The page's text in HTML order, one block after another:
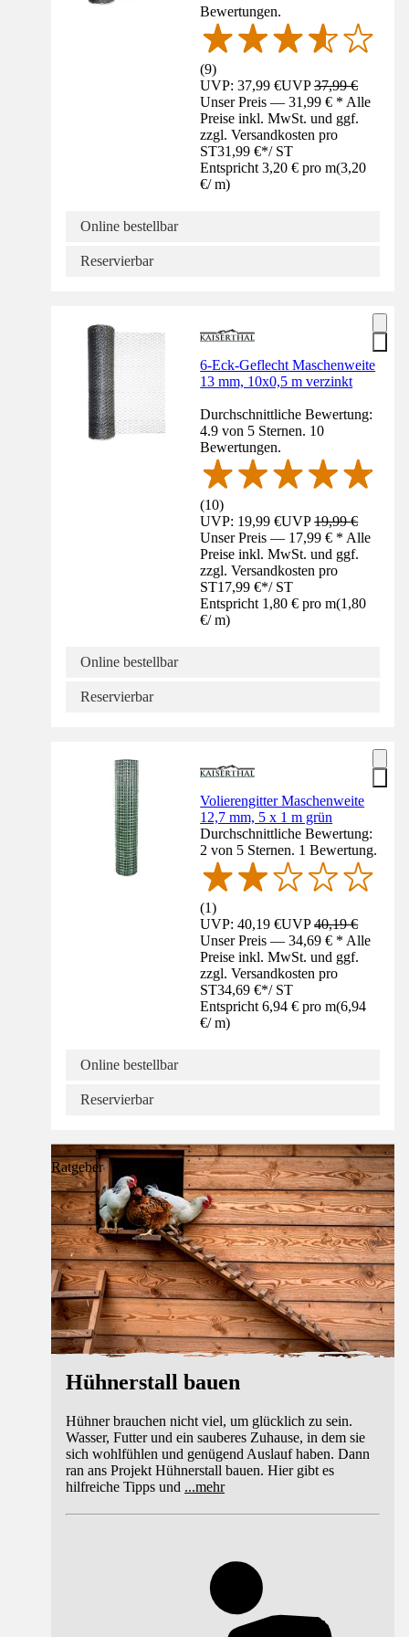
Bewertungen.
(9)
UVP: 37,99 €UVP37,99 €
Unser Preis — 31,99 € * Alle
Preise inkl. MwSt. und ggf.
zzgl. Versandkosten pro
ST31,99 €*/ ST
Entspricht 3,20 € pro m(3,20
€/ m)
Online bestellbar
Reservierbar
6-Eck-Geflecht Maschenweite
13 mm, 10x0,5 m verzinkt
Durchschnittliche Bewertung:
4.9 von 5 Sternen. 10
Bewertungen.
(10)
UVP: 19,99 €UVP19,99 €
Unser Preis — 17,99 € * Alle
Preise inkl. MwSt. und ggf.
zzgl. Versandkosten pro
ST17,99 €*/ ST
Entspricht 1,80 € pro m(1,80
€/ m)
Online bestellbar
Reservierbar
Volierengitter Maschenweite
12,7 mm, 5 x 1 m grün
Durchschnittliche Bewertung:
2 von 5 Sternen. 1 Bewertung.
(1)
UVP: 40,19 €UVP40,19 €
Unser Preis — 34,69 € * Alle
Preise inkl. MwSt. und ggf.
zzgl. Versandkosten pro
ST34,69 €*/ ST
Entspricht 6,94 € pro m(6,94
€/ m)
Online bestellbar
Reservierbar
Ratgeber
Hühnerstall bauen
Hühner brauchen nicht viel, um glücklich zu sein.
Wasser, Futter und ein sauberes Zuhause, in dem sie
sich wohlfühlen und genügend Auslauf haben. Dann
ran ans Projekt Hühnerstall bauen. Hier gibt es
hilfreiche Tipps und ...mehr